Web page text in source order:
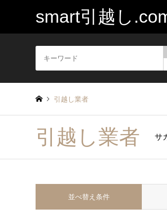
smart引越し
引越し業者
引越し業者 サ
並べ替え条件